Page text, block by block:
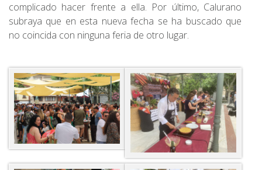
complicado hacer frente a ella. Por último, Calurano
subraya que en esta nueva fecha se ha buscado que
no coincida con ninguna feria de otro lugar.